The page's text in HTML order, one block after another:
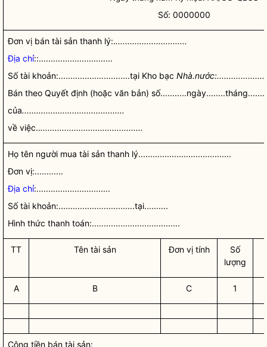
Số: 0000000
Đơn vị bán tài sản thanh lý:...............................
Địa chỉ::...............................
Số tài khoản:..............................tại Kho bạc
Bán theo Quyết định (hoặc văn bản)
của...........................................
về việc.............................................
Họ tên người mua tài sản thanh lý.......................................
Đơn vị:............
Địa chỉ:...............................
Số tài khoản:................................tại..........
Hình thức thanh toán:.....................................
TT Tên tài sản Đơn vị tính
Số
lượng
A B C 1
Cộng tiền bán tài sản: